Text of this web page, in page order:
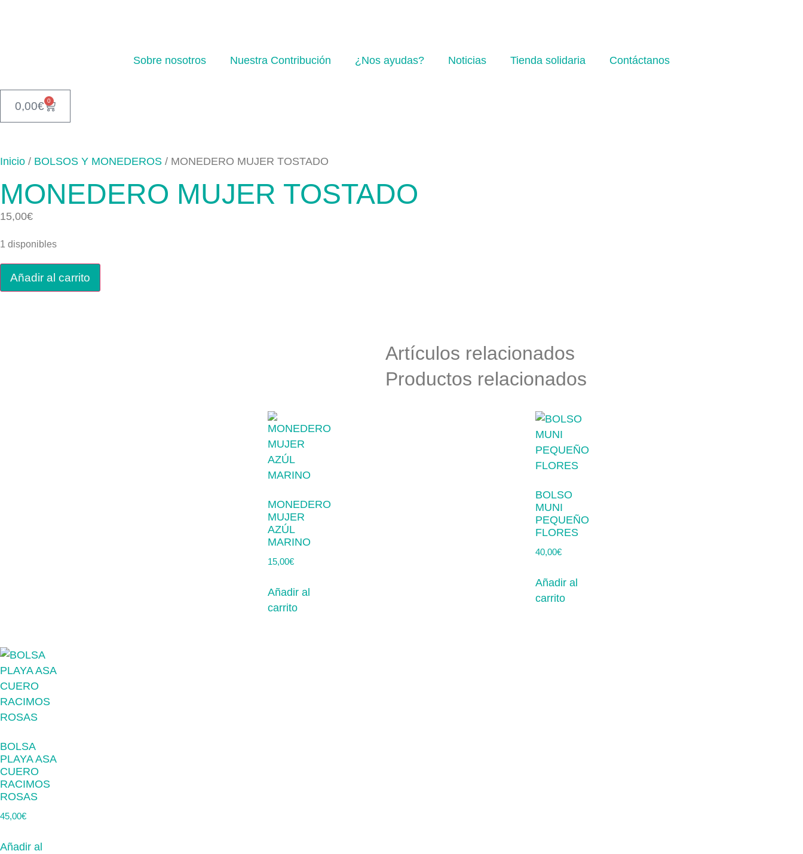
Sobre nosotros Nuestra Contribución ¿Nos ayudas? Noticias Tienda solidaria Contáctanos
0,00€ 0
Inicio / BOLSOS Y MONEDEROS / MONEDERO MUJER TOSTADO
MONEDERO MUJER TOSTADO
15,00€
1 disponibles
Añadir al carrito
Artículos relacionados
Productos relacionados
MONEDERO
MUJER
AZÚL
MARINO
15,00€
Añadir al
carrito
BOLSO
MUNI
PEQUEÑO
FLORES
40,00€
Añadir al
carrito
BOLSA
PLAYA ASA
CUERO
RACIMOS
ROSAS
45,00€
Añadir al